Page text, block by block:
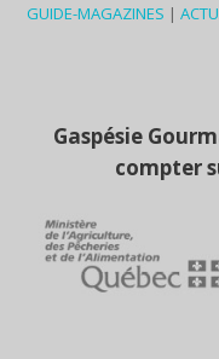
GUIDE-MAGAZINES |
Gaspésie
compter